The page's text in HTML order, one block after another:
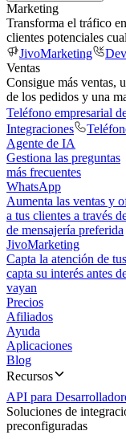
Marketing
Transforma el tráfico en
clientes potenciales
JivoMarketing
Ventas
Consigue más ventas,
de los pedidos y una
Teléfono empresarial
Integraciones
Agente de IA
Gestiona las preguntas
más frecuentes
WhatsApp
Aumenta las ventas y
a tus clientes a través
de mensajería preferida
JivoMarketing
Capta la atención de
capta su interés antes
vayan
Precios
Afiliados
Ayuda
Aplicaciones
Blog
Recursos
API para
Soluciones de
preconfiguradas